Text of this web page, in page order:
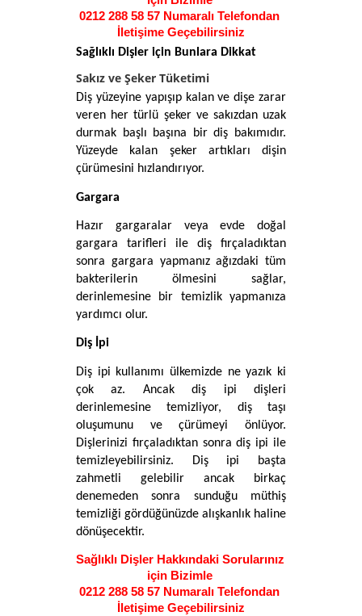
0212 288 58 57 Numaralı Telefondan
İletişime Geçebilirsiniz
Sağlıklı Dişler için Bunlara Dikkat
Sakız ve Şeker Tüketimi
Diş yüzeyine yapışıp kalan ve dişe zarar
veren her türlü şeker ve sakızdan uzak
durmak başlı başına bir diş bakımıdır.
Yüzeyde kalan şeker artıkları dişin
çürümesini hızlandırıyor.
Gargara
Hazır gargaralar veya evde doğal
gargara tarifleri ile diş fırçaladıktan
sonra gargara yapmanız ağızdaki tüm
bakterilerin ölmesini sağlar,
derinlemesine bir temizlik yapmanıza
yardımcı olur.
Diş İpi
Diş ipi kullanımı ülkemizde ne yazık ki
çok az. Ancak diş ipi dişleri
derinlemesine temizliyor, diş taşı
oluşumunu ve çürümeyi önlüyor.
Dişlerinizi fırçaladıktan sonra diş ipi ile
temizleyebilirsiniz. Diş ipi başta
zahmetli gelebilir ancak birkaç
denemeden sonra sunduğu müthiş
temizliği gördüğünüzde alışkanlık haline
dönüşecektir.
Sağlıklı Dişler Hakkındaki Sorularınız
için Bizimle
0212 288 58 57 Numaralı Telefondan
İletişime Geçebilirsiniz